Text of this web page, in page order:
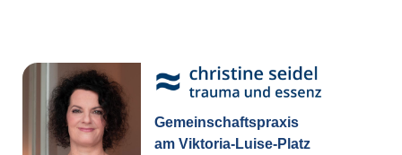
Gemeinschaftspraxis
am Viktoria-Luise-Platz